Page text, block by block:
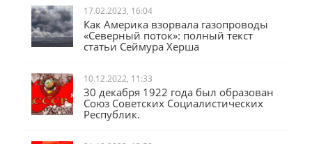
17.02.2023, 16:04
Как Америка взорвала газопроводы
«Северный поток»: полный текст
статьи Сеймура Херша
10.12.2022, 11:33
30 декабря 1922 года был образован
Союз Советских Социалистических
Республик.